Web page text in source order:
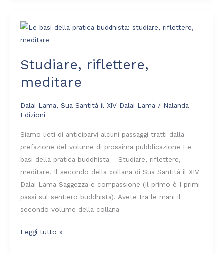
Studiare, riflettere,
meditare
Dalai Lama, Sua Santità il XIV Dalai Lama/ Nalanda
Edizioni
Siamo lieti di anticiparvi alcuni passaggi tratti dalla
prefazione del volume di prossima pubblicazione Le
basi della pratica buddhista – Studiare, riflettere,
meditare. Il secondo della collana di Sua Santità il XIV
Dalai Lama Saggezza e compassione (il primo è I primi
passi sul sentiero buddhista). Avete tra le mani il
secondo volume della collana
Studiare,
riflettere,
Leggi tutto »